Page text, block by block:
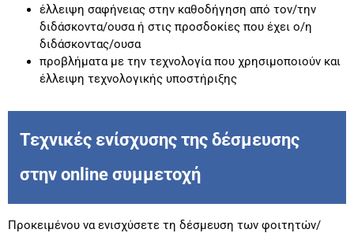
έλλειψη σαφήνειας στην καθοδήγηση από τον/την
διδάσκοντα/ουσα ή στις προσδοκίες που έχει ο/η
διδάσκοντας/ουσα
προβλήματα με την τεχνολογία που χρησιμοποιούν και
έλλειψη τεχνολογικής υποστήριξης
Τεχνικές ενίσχυσης της δέσμευσης
στην online συμμετοχή
Προκειμένου να ενισχύσετε τη δέσμευση των φοιτητών/